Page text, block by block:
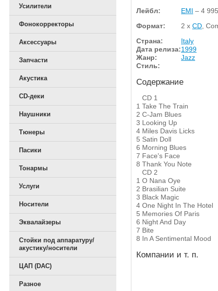
Усилители
Фонокорректоры
Аксессуары
Запчасти
Акустика
CD-деки
Наушники
Тюнеры
Пасики
Тонармы
Услуги
Носители
Эквалайзеры
Стойки под аппаратуру/
акустику/носители
ЦАП (DAC)
Разное
Лейбл:
EMI – 4
Формат:
2 x CD ,
Страна:
Italy
Дата релиза:1999
Жанр:
Jazz
Стиль:
Содержание
CD 1
1 Take The Train
2 C-Jam Blues
3 Looking Up
4 Miles Davis Licks
5 Satin Doll
6 Morning Blues
7 Face's Face
8 Thank You Note
CD 2
1 O Nana Oye
2 Brasilian Suite
3 Black Magic
4 One Night In The Hotel
5 Memories Of Paris
6 Night And Day
7 Bite
8 In A Sentimental Mood
Компании и т. п.